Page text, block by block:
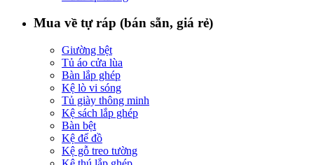
Mua về tự ráp (bán sẵn, giá rẻ)
Giường bệt
Tủ áo cửa lùa
Bàn lắp ghép
Kệ lò vi sóng
Tủ giày thông minh
Kệ sách lắp ghép
Bàn bệt
Kệ để đồ
Kệ gỗ treo tường